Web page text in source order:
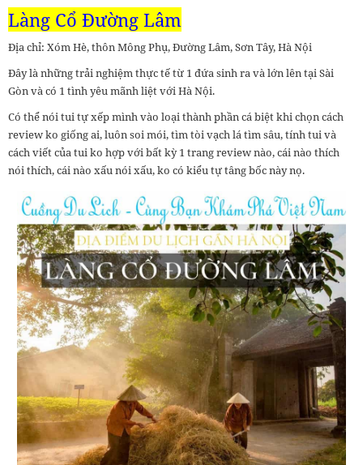
Làng Cổ Đường Lâm
Địa chỉ: Xóm Hè, thôn Mông Phụ, Đường Lâm, Sơn Tây, Hà Nội
Đây là những trải nghiệm thực tế từ 1 đứa sinh ra và lớn lên tại Sài
Gòn và có 1 tình yêu mãnh liệt với Hà Nội.
Có thể nói tui tự xếp mình vào loại thành phần cá biệt khi chọn cách
review ko giống ai, luôn soi mói, tìm tòi vạch lá tìm sâu, tính tui và
cách viết của tui ko hợp với bất kỳ 1 trang review nào, cái nào thích
nói thích, cái nào xấu nói xấu, ko có kiểu tự tâng bốc này nọ.